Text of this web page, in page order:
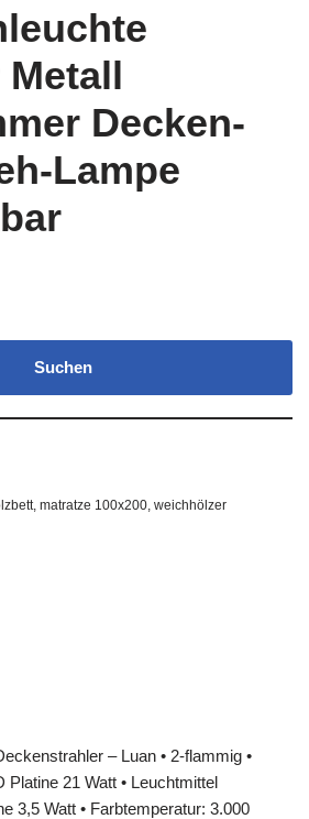
Decken-
Lampe
Suchen
, matratze 100x200, weichhölzer
– Luan • 2-flammig •
Platine 21 Watt • Leuchtmittel
3,5 Watt • Farbtemperatur: 3.000